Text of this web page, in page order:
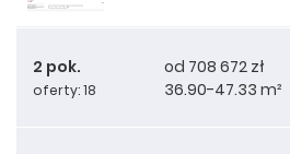
2 pok.
oferty: 18
od 708 672 zł
36.90-47.33 m²